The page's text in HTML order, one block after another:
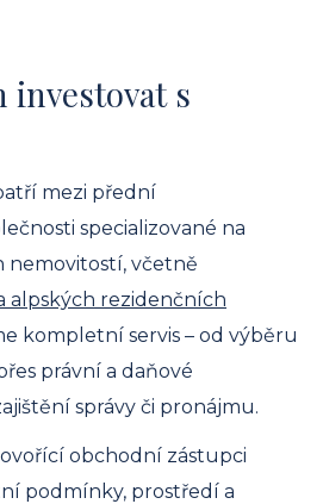
investovat s
mezi přední
specializované na
nemovitostí, včetně
alpských rezidenčních
kompletní servis – od výběru
právní a daňové
správy či pronájmu.
obchodní zástupci
podmínky, prostředí a